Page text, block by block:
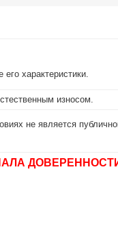
характеристики.
износом.
не является